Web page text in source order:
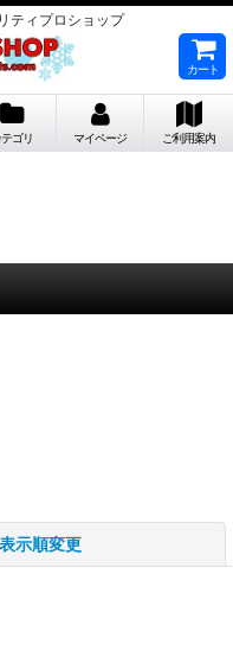
ティプロショップ
カート
ゴリ マイページ ご利用案内
表示順変更